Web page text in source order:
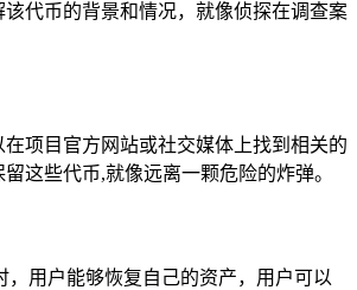
代币的背景和情况，就像侦探在调查案
项目官方网站或社交媒体上找到相关的
这些代币,就像远离一颗危险的炸弹。
用户能够恢复自己的资产，用户可以